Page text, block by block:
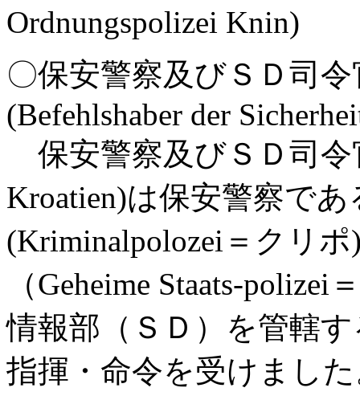
Ordnungspolizei Knin)
〇保安警察及びＳＤ司
(Befehlshaber der
保安警察及びＳＤ司令
Kroatien)は保安警察で
(Kriminalpolozei＝クリ
（Geheime Staats-
情報部（ＳＤ）を管轄
指揮・命令を受けまし